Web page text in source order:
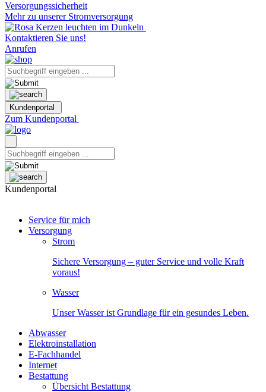
Versorgungssicherheit
Mehr zu unserer Stromversorgung
Kontaktieren Sie uns!
Anrufen
Kundenportal
Zum Kundenportal
Kundenportal
Service für mich
Versorgung
Strom
Sichere Versorgung – guter Service und volle Kraft
voraus!
Wasser
Unser Wasser ist Grundlage für ein gesundes Leben.
Abwasser
Elektroinstallation
E-Fachhandel
Internet
Bestattung
Übersicht Bestattung